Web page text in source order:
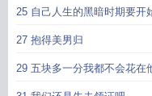
25 自己人生的黑暗时期要开
27 抱得美男归
29 五块多一分我都不会花在